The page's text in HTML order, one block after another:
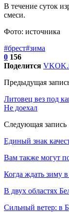
В течение суток
смеси.
Фото: источника
#брест#зима
0 156
Поделится VK
Предыдущая
Литовец вез под
Не доехал
Следующая запись
Единый знак
Вам также могут
Когда ждать зиму
В двух областях
Сильный ветер: в